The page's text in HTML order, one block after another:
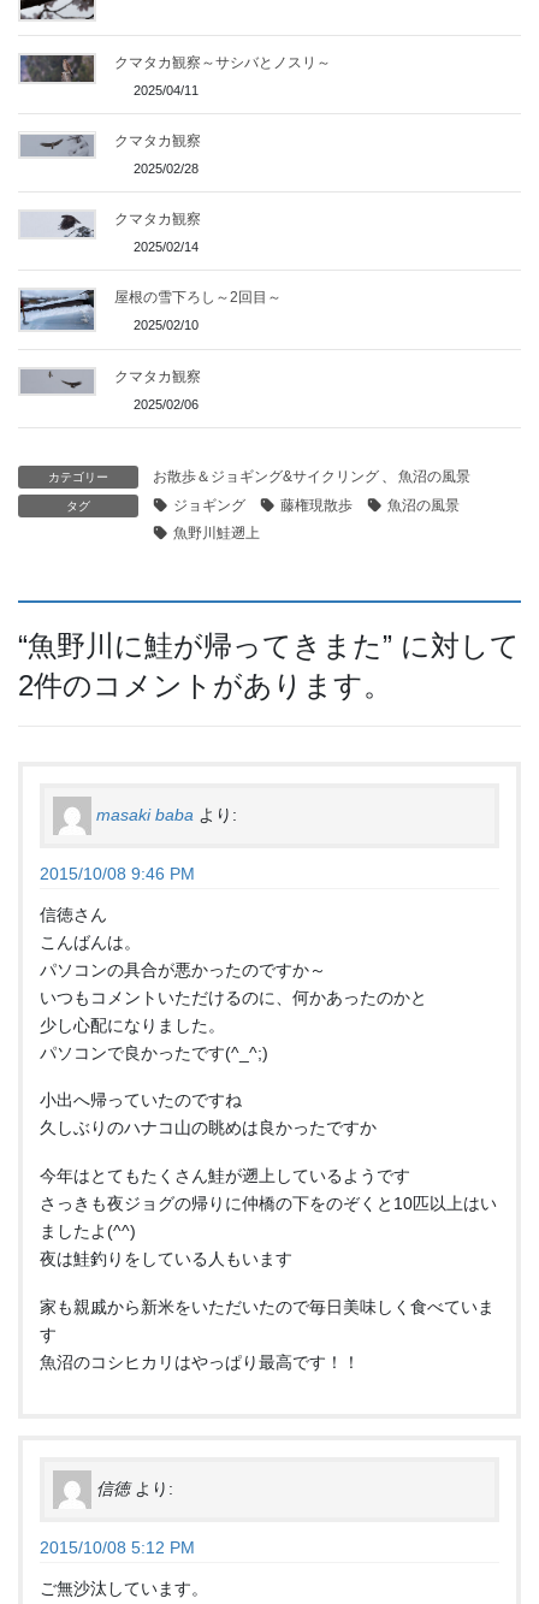
クマタカ観察～サシバとノスリ～
2025/04/11
クマタカ観察
2025/02/28
クマタカ観察
2025/02/14
屋根の雪下ろし～2回目～
2025/02/10
クマタカ観察
2025/02/06
カテゴリー お散歩＆ジョギング&サイクリング 魚沼の風景
タグ ジョギング 藤権現散歩
魚沼の風景
魚野川鮭遡上
“魚野川に鮭が帰ってきまた” に対して
2件のコメントがあります。
masaki baba より:
2015/10/08 9:46 PM
信徳さん
こんばんは。
パソコンの具合が悪かったのですか～
いつもコメントいただけるのに、何かあったのかと
少し心配になりました。
パソコンで良かったです(^_^;)
小出へ帰っていたのですね
久しぶりのハナコ山の眺めは良かったですか
今年はとてもたくさん鮭が遡上しているようです
さっきも夜ジョグの帰りに仲橋の下をのぞくと10匹以上はい
ましたよ(^^)
夜は鮭釣りをしている人もいます
家も親戚から新米をいただいたので毎日美味しく食べていま
す
魚沼のコシヒカリはやっぱり最高です！！
信徳 より:
2015/10/08 5:12 PM
ご無沙汰しています。